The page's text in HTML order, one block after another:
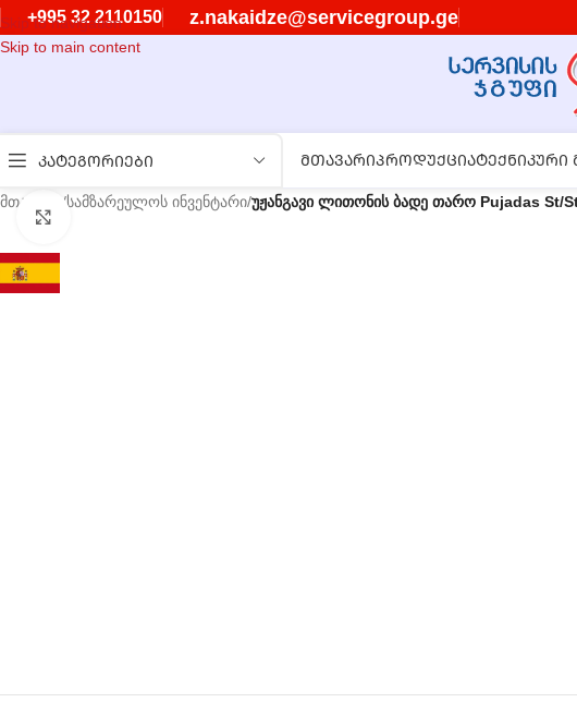
Skip to navigation
Skip to main content
+995 32 2110150 z.nakaidze@servicegroup.ge
ᲙᲐᲢᲔᲒᲝᲠᲘᲔᲑᲘ ᲛᲗᲐᲕᲐᲠᲘᲞᲠᲝᲓᲣᲥᲪᲘᲐᲢᲔᲥᲜᲘᲙᲣᲠᲘ
მთავარი /სამზარეულოს ინვენტარი/უჟანგავი ლითონის ბადე თარო Pujadas St/
გასადიდებლად დააწკაპუნეთ